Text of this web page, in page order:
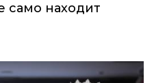
само находит